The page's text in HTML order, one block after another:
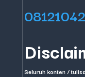
Seluruh konten /